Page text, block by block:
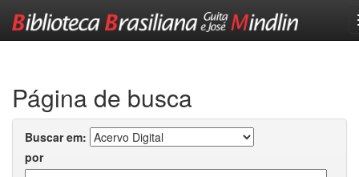
Página de busca
Buscar em:
por